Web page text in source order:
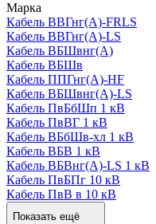
Марка
Кабель ВВГнг(А)-FRLS
Кабель ВВГнг(А)-LS
Кабель ВБШвнг(А)
Кабель ВБШв
Кабель ППГнг(А)-HF
Кабель ВБШвнг(А)-LS
Кабель ПвБбШп 1 кВ
Кабель ПвВГ 1 кВ
Кабель ВБбШв-хл 1 кВ
Кабель ВБВ 1 кВ
Кабель ВБВнг(А)-LS 1 кВ
Кабель ПвБПг 10 кВ
Кабель ПвВ в 10 кВ
Показать ещё